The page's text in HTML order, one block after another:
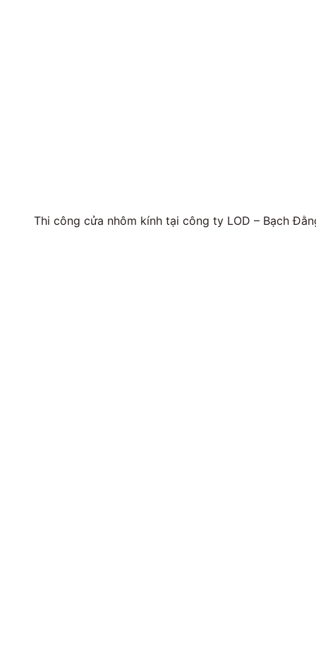
Thi công cửa nhôm kính tại công ty LOD – Bạch